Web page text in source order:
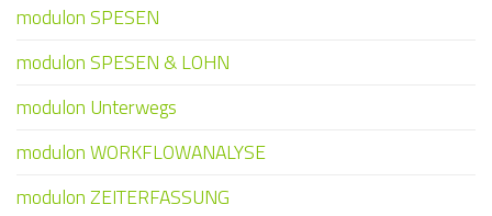
modulon SPESEN
modulon SPESEN & LOHN
modulon Unterwegs
modulon WORKFLOWANALYSE
modulon ZEITERFASSUNG